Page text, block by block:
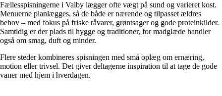
Fællesspisningerne i Valby lægger ofte vægt på sund og varieret kost.
Menuerne planlægges, så de både er nærende og tilpasset ældres
behov – med fokus på friske råvarer, grøntsager og gode proteinkilder.
Samtidig er der plads til hygge og traditioner, for madglæde handler
også om smag, duft og minder.
Flere steder kombineres spisningen med små oplæg om ernæring,
motion eller trivsel. Det giver deltagerne inspiration til at tage de gode
vaner med hjem i hverdagen.